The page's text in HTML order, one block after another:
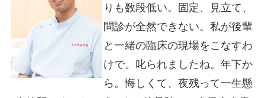
りも数段低い。固定、見立て、
問診が全然できない。私が後輩
と一緒の臨床の現場をこなすわ
けで。叱られましたね。年下か
ら。悔しくて、夜残って一生懸